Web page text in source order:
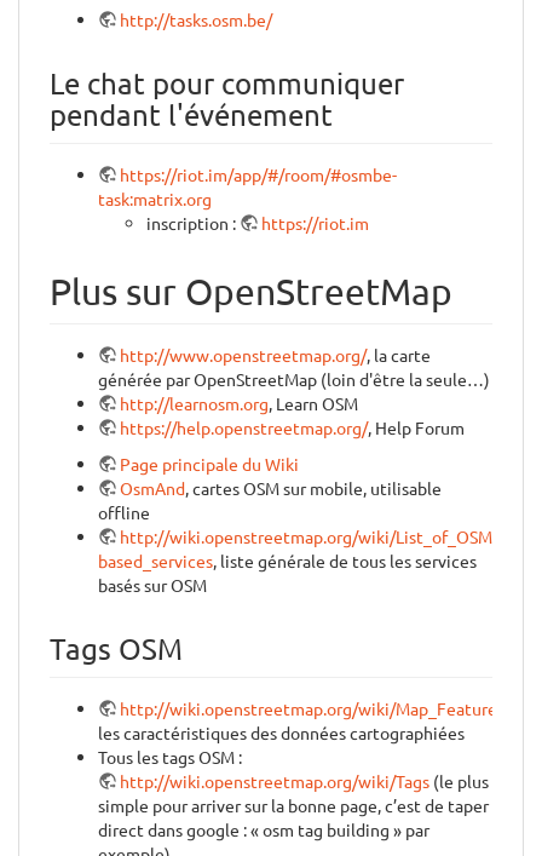
http://tasks.osm.be/
Le chat pour communiquer
pendant l'événement
https://riot.im/app/#/room/#osmbe-
task:matrix.org
inscription :
https://riot.im
Plus sur OpenStreetMap
http://www.openstreetmap.org/, la carte
générée par OpenStreetMap (loin d'être la seule…)
http://learnosm.org, Learn OSM
https://help.openstreetmap.org/, Help Forum
Page principale du Wiki
OsmAnd, cartes OSM sur mobile, utilisable
offline
http://wiki.openstreetmap.org/wiki/List_of_OSM-
based_services, liste générale de tous les services
basés sur OSM
Tags OSM
http://wiki.openstreetmap.org/wiki/Map_Features
les caractéristiques des données cartographiées
Tous les tags OSM :
http://wiki.openstreetmap.org/wiki/Tags (le plus
simple pour arriver sur la bonne page, c’est de taper
direct dans google : « osm tag building » par